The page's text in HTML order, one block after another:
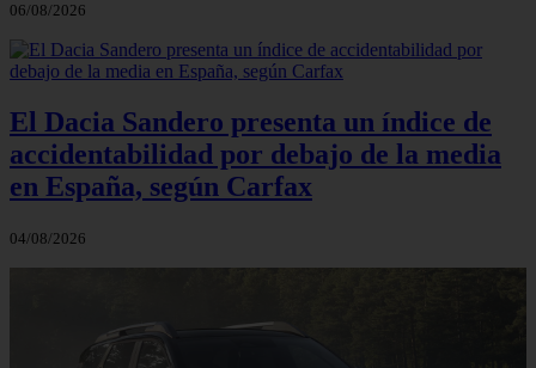
06/08/2026
El Dacia Sandero presenta un índice de
accidentabilidad por debajo de la media
en España, según Carfax
04/08/2026